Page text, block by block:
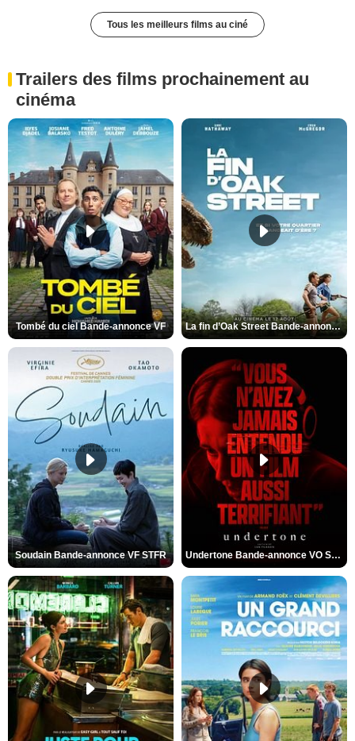
Tous les meilleurs films au ciné
Trailers des films prochainement au
cinéma
Tombé du ciel Bande-annonce VF La fin d’Oak Street Bande-annonce VO STFR
Soudain Bande-annonce VF STFR Undertone Bande-annonce VO STFR